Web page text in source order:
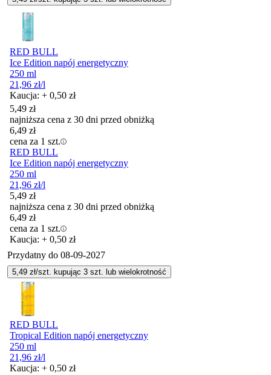
RED BULL
Ice Edition napój energetyczny
250 ml
21,96 zł/l
Kaucja: + 0,50 zł
5,49 zł
najniższa cena z 30 dni przed obniżką
6,49 zł
cena za 1 szt.
RED BULL
Ice Edition napój energetyczny
250 ml
21,96 zł/l
5,49 zł
najniższa cena z 30 dni przed obniżką
6,49 zł
cena za 1 szt.
Kaucja: + 0,50 zł
Przydatny do 08-09-2027
5,49 zł/szt. kupując 3 szt. lub wielokrotność
RED BULL
Tropical Edition napój energetyczny
250 ml
21,96 zł/l
Kaucja: + 0,50 zł